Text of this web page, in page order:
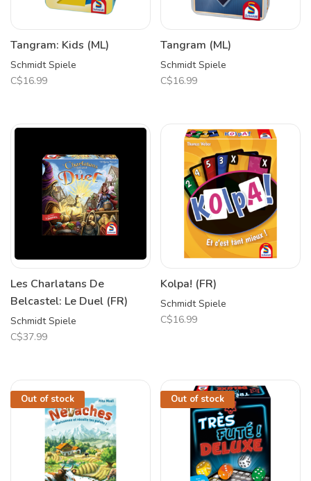
Tangram: Kids (ML)
Schmidt Spiele
C$16.99
Tangram (ML)
Schmidt Spiele
C$16.99
Les Charlatans De
Belcastel: Le Duel (FR)
Schmidt Spiele
C$37.99
Kolpa! (FR)
Schmidt Spiele
C$16.99
Out of stock Out of stock